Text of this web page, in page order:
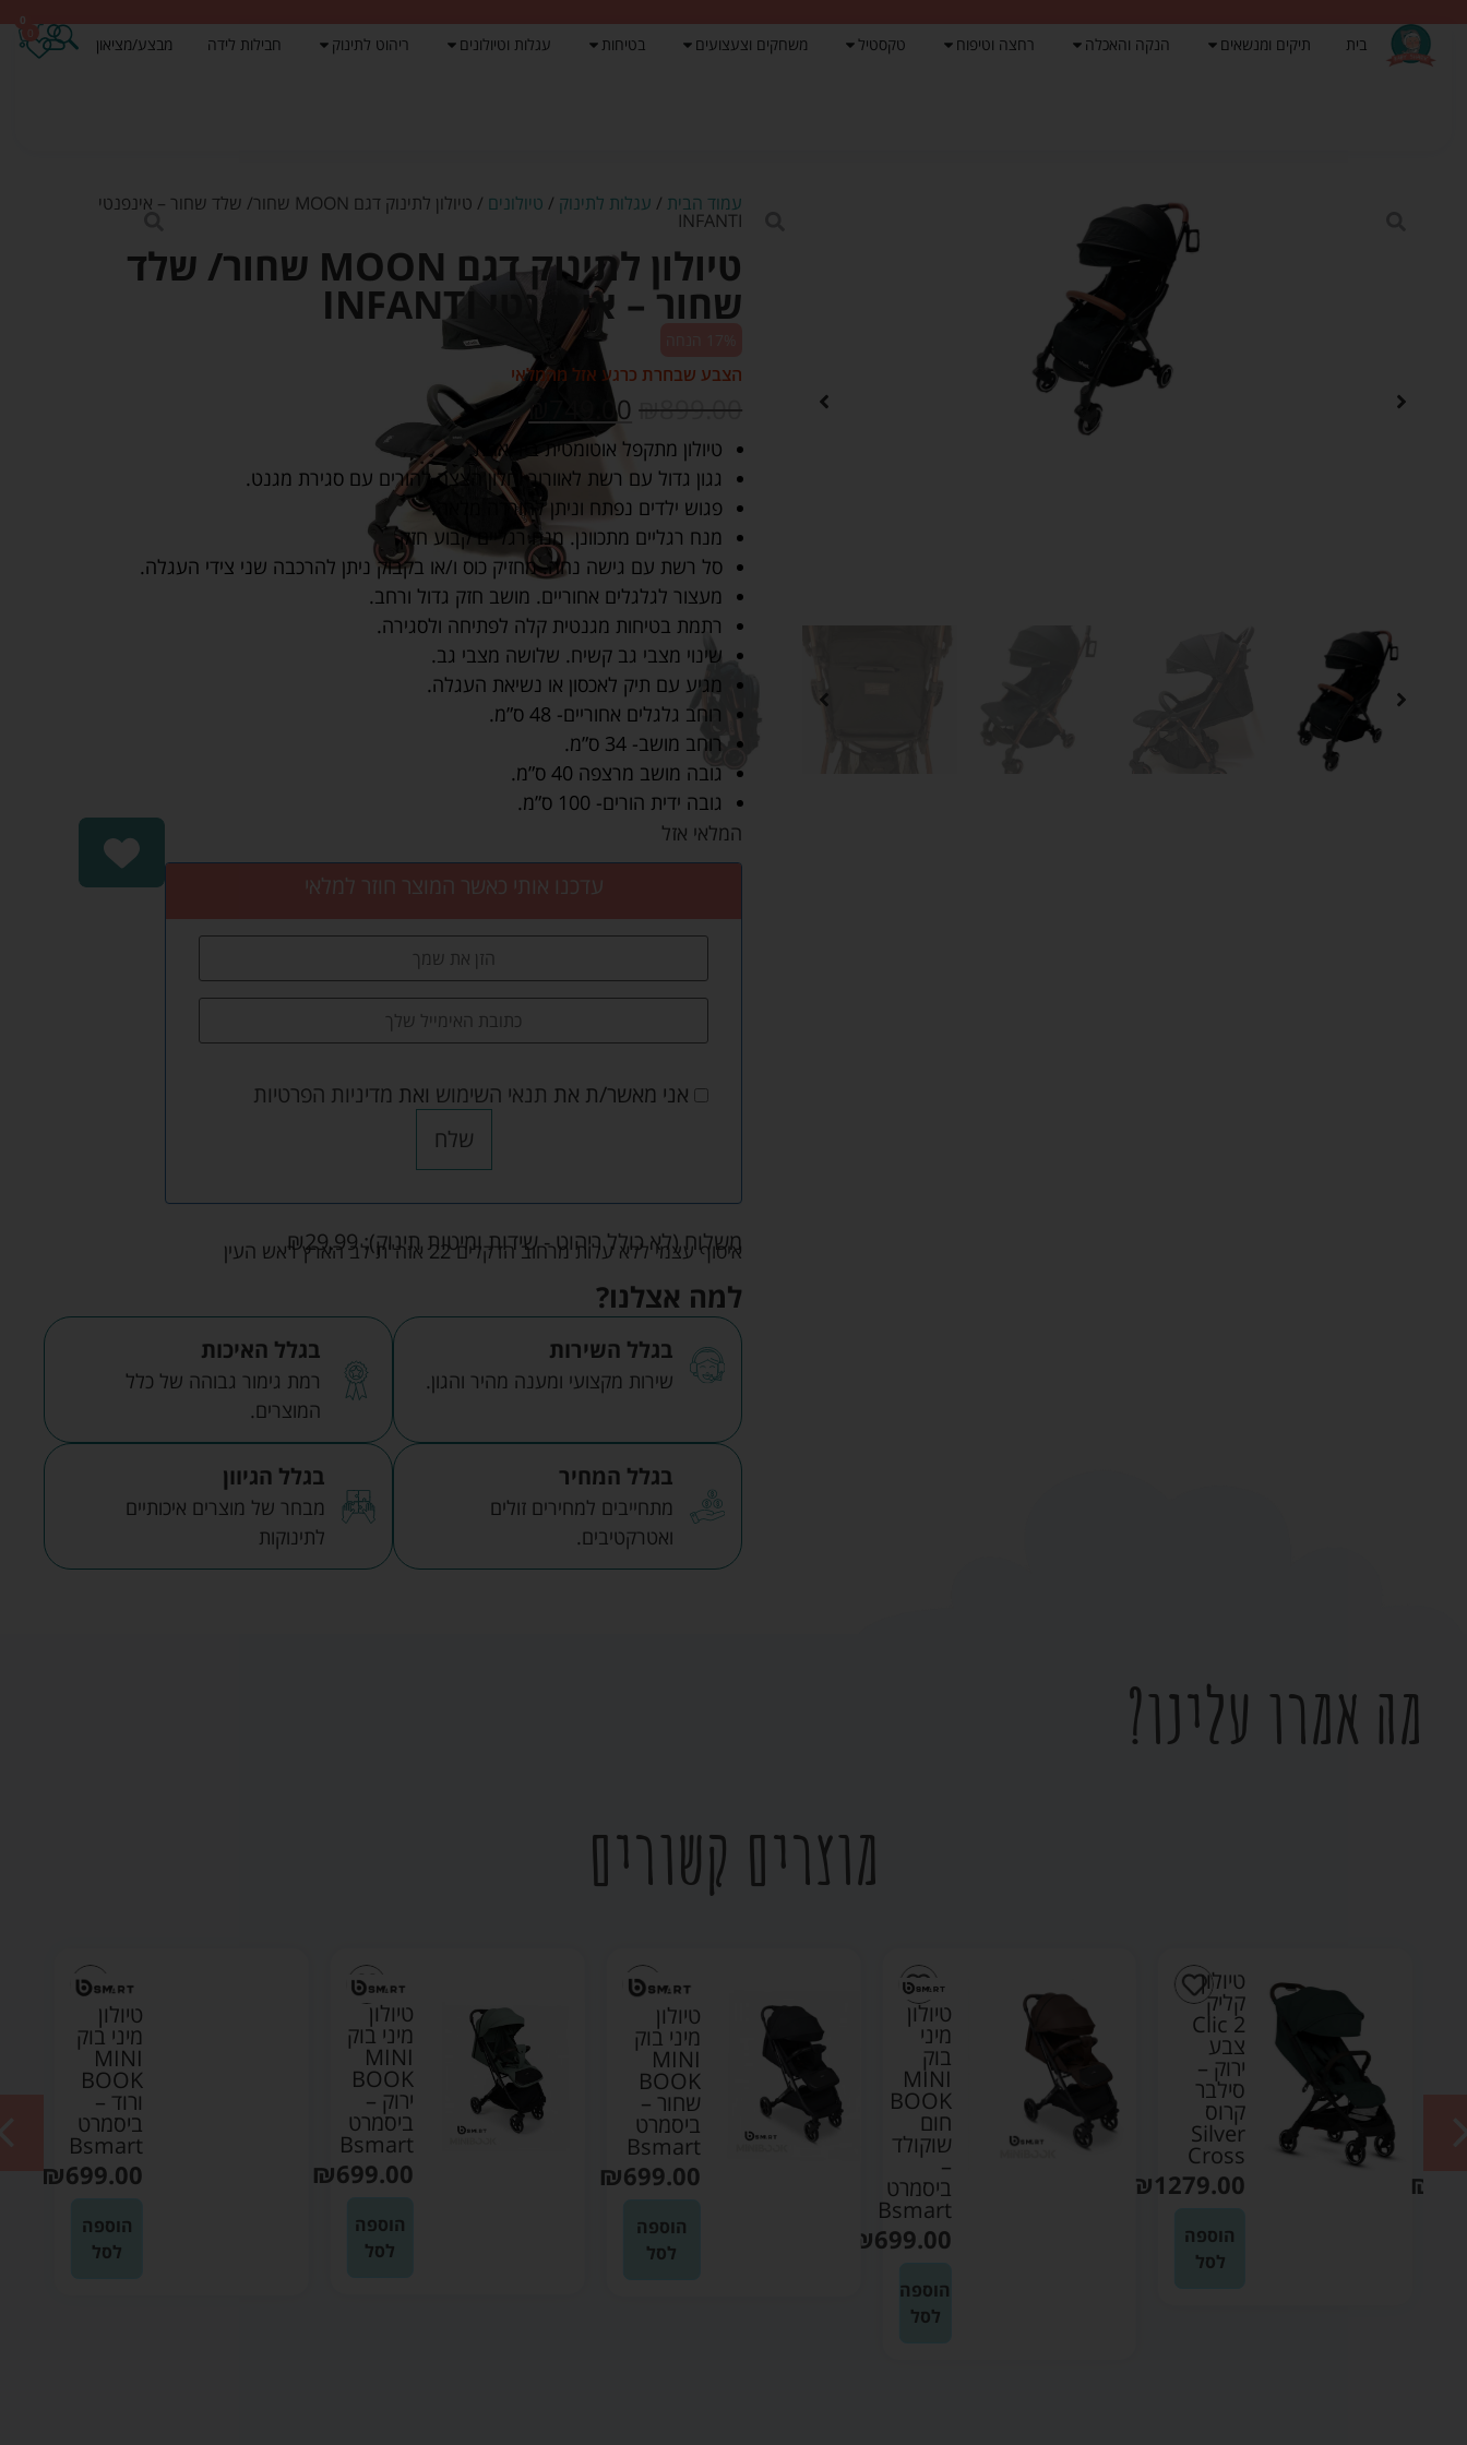
בית תיקים ומנשאים הנקה והאכלה רחצה וטיפוח טקסטיל משחקים וצעצועים בטיחות עגלות וטיולונים ריהוט לתינוק חבילות לידה מבצע/מציאון
0
עמוד הבית / עגלות לתינוק / טיולונים / טיולון לתינוק דגם MOON שחור/ שלד שחור – אינפנטי
INFANTI
טיולון לתינוק דגם MOON שחור/ שלד
שחור – אינפנטי INFANTI
הצבע שבחרת כרגע אזל מהמלאי
₪899.00
₪ 749.00
טיולון מתקפל אוטומטית ביד אחת.
גגון גדול עם רשת לאוורור וחלון הצצה להורים עם סגירת מגנט.
פגוש ילדים נפתח וניתן להורדה מלאה.
מנח רגליים מתכוונן. מנח רגליים קבוע חזק.
סל רשת עם גישה נחה. מחזיק כוס ו/או בקבוק ניתן להרכבה שני צידי העגלה.
מעצור לגלגלים אחוריים. מושב חזק גדול ורחב.
רתמת בטיחות מגנטית קלה לפתיחה ולסגירה.
שינוי מצבי גב קשיח. שלושה מצבי גב.
מגיע עם תיק לאכסון או נשיאת העגלה.
רוחב גלגלים אחוריים- 48 ס”מ.
רוחב מושב- 34 ס”מ.
גובה מושב מרצפה 40 ס”מ.
גובה ידית הורים- 100 ס”מ.
המלאי אזל
עדכנו אותי כאשר המוצר חוזר למלאי
אני מאשר/ת את תנאי השימוש ואת מדיניות הפרטיות
שלח
משלוח (לא כולל ריהוט - שידות ומיטות תינוק): ₪29.99 איסוף עצמי ללא עלות מרחוב הדקלים 22 אזה"ת לב הארץ ראש העין
למה אצלנו?
בגלל השירות
שירות מקצועי ומענה מהיר והגון.
בגלל האיכות
רמת גימור גבוהה של כלל
המוצרים.
בגלל המחיר
מתחייבים למחירים זולים
ואטרקטיבים.
בגלל הגיוון
מבחר של מוצרים איכותיים
לתינוקות
מה אמרו עלינו?
מוצרים קשורים
₪
טיולון
קליק
Clic 2
צבע
ירוק –
סילבר
קרוס
Silver
Cross
₪1279.00
הוספה
לסל
טיולון
מיני
בוק
MINI
BOOK
חום
שוקולד
–
ביסמרט
Bsmart
₪699.00
הוספה
לסל
טיולון
מיני בוק
MINI
BOOK
שחור –
ביסמרט
Bsmart
₪699.00
הוספה
לסל
טיולון
מיני בוק
MINI
BOOK
ירוק –
ביסמרט
Bsmart
₪699.00
הוספה
לסל
טיולון
מיני בוק
MINI
BOOK
ורוד –
ביסמרט
Bsmart
₪699.00
הוספה
לסל